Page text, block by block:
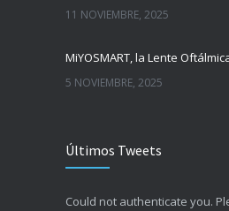
11 NOVIEMBRE, 2025
5 NOVIEMBRE, 2025
Últimos Tweets
Could not authenticate you.